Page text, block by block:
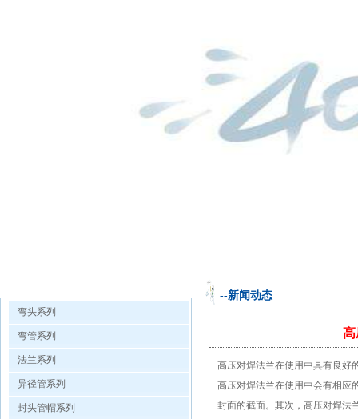
弯头系列
弯管系列
法兰系列
异径管系列
封头管帽系列
--新闻动态
高
高压对焊法兰在使用中具有良好
高压对焊法兰在使用中会有相应
封面的截面。其次，高压对焊法